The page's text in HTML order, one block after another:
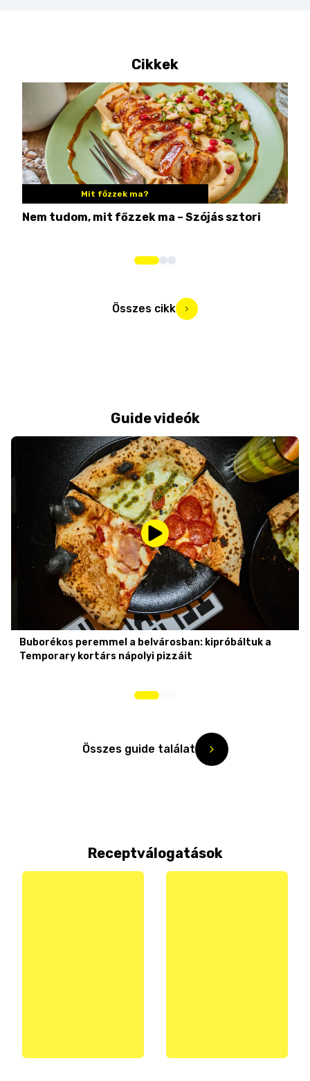
Cikkek
Mit főzzek ma?
Nem tudom, mit főzzek ma – Szójás sztori
Összes cikk
Guide videók
Buborékos peremmel a belvárosban: kipróbáltuk a
Temporary kortárs nápolyi pizzáit
Összes guide találat
Receptválogatások